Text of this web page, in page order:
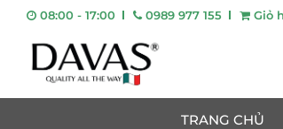
08:00 - 17:00 0989 977 155 Giỏ
TRANG CHỦ